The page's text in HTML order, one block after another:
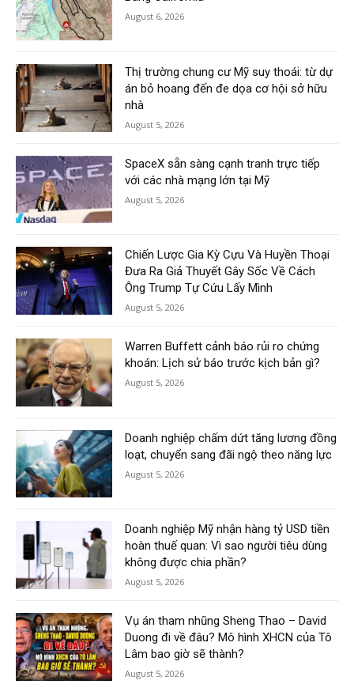
August 6, 2026
Thị trường chung cư Mỹ suy thoái: từ dự
án bỏ hoang đến đe dọa cơ hội sở hữu
nhà
August 5, 2026
SpaceX sẵn sàng cạnh tranh trực tiếp
với các nhà mạng lớn tại Mỹ
August 5, 2026
Chiến Lược Gia Kỳ Cựu Và Huyền Thoại
Đưa Ra Giả Thuyết Gây Sốc Về Cách
Ông Trump Tự Cứu Lấy Mình
August 5, 2026
Warren Buffett cảnh báo rủi ro chứng
khoán: Lịch sử báo trước kịch bản gì?
August 5, 2026
Doanh nghiệp chấm dứt tăng lương đồng
loạt, chuyển sang đãi ngộ theo năng lực
August 5, 2026
Doanh nghiệp Mỹ nhận hàng tỷ USD tiền
hoàn thuế quan: Vì sao người tiêu dùng
không được chia phần?
August 5, 2026
Vụ án tham nhũng Sheng Thao – David
Duong đi về đâu? Mô hình XHCN của Tô
Lâm bao giờ sẽ thành?
August 5, 2026